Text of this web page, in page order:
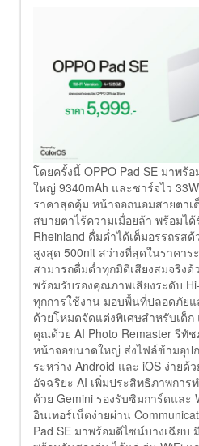
โดยครั้งนี้ OPPO Pad SE มาพร้
ใหญ่ 9340mAh และชาร์จไว
ราคาสุดคุ้ม หน้าจอถนอมสายตาเ
สบายตาไร้ความเมื่อยล้า พร้อมไ
Rheinland ดื่มด่ำได้เต็มอรรถรส
สูงสุด 500nit สว่างที่สุดในราคาร
สามารถดื่มด่ำทุกมิติเสียงสมจริง
พร้อมรับรองคุณภาพเสียงระดับ
ทุกการใช้งาน มอบพื้นที่ปลอดภัย
ด้วยโหมดจัดแต่งพิเศษสำหรับเด็
คุณด้วย AI Photo Remaster รีทั
หน้าจอขนาดใหญ่ ส่งไฟล์ข้ามอุป
ระหว่าง Android และ iOS ง่ายด้
อัจฉริยะ AI เพิ่มประสิทธิภาพการ
ด้วย Gemini รองรับซิมการ์ดและ
อินเทอร์เน็ตง่ายผ่าน
Pad SE มาพร้อมดีไซน์บางเฉียบ